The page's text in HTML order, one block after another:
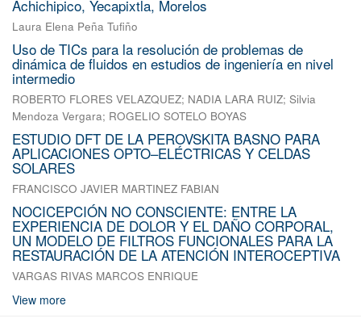
Achichipico, Yecapixtla, Morelos
Laura Elena Peña Tufiño
Uso de TICs para la resolución de problemas de
dinámica de fluidos en estudios de ingeniería en nivel
intermedio
ROBERTO FLORES VELAZQUEZ; NADIA LARA RUIZ; Silvia
Mendoza Vergara; ROGELIO SOTELO BOYAS
ESTUDIO DFT DE LA PEROVSKITA BASNO PARA
APLICACIONES OPTO–ELÉCTRICAS Y CELDAS
SOLARES
FRANCISCO JAVIER MARTINEZ FABIAN
NOCICEPCIÓN NO CONSCIENTE: ENTRE LA
EXPERIENCIA DE DOLOR Y EL DAÑO CORPORAL,
UN MODELO DE FILTROS FUNCIONALES PARA LA
RESTAURACIÓN DE LA ATENCIÓN INTEROCEPTIVA
VARGAS RIVAS MARCOS ENRIQUE
View more